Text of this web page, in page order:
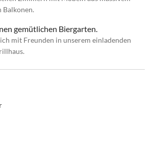
Balkonen.
gemütlichen Biergarten.
mit Freunden in unserem einladenden